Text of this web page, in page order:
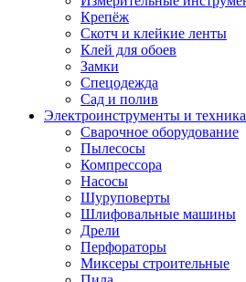
Крепёж
Скотч и клейкие ленты
Клей для обоев
Замки
Спецодежда
Сад и полив
Электроинструменты и техника
Сварочное оборудование
Пылесосы
Компрессора
Насосы
Шуруповерты
Шлифовальные машины
Дрели
Перфораторы
Миксеры строительные